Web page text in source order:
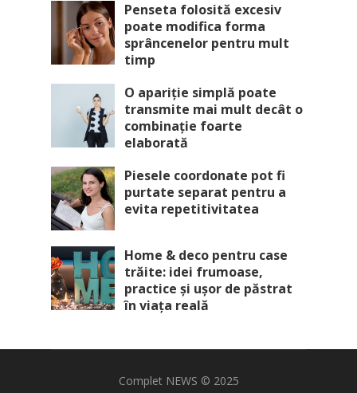
Penseta folosită excesiv
poate modifica forma
sprâncenelor pentru mult
timp
O apariție simplă poate
transmite mai mult decât o
combinație foarte
elaborată
Piesele coordonate pot fi
purtate separat pentru a
evita repetitivitatea
Home & deco pentru case
trăite: idei frumoase,
practice și ușor de păstrat
în viața reală
Complet NEWS © 2025